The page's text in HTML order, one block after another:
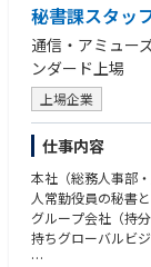
【部署について】
推進G：グループ
■企業魅力
◎幅広い市場に事
世界中の自動車メ
における幅広い製
す。
◎世界シェアNO1
緩衝材等として使
ました。緩衝特性
がありません。
秘書課スタッ
通信・アミュー
ンダード上場
上場企業
仕事内容
本社（総務人事部
人常勤役員の秘書
グループ会社（持
持ちグローバルビ